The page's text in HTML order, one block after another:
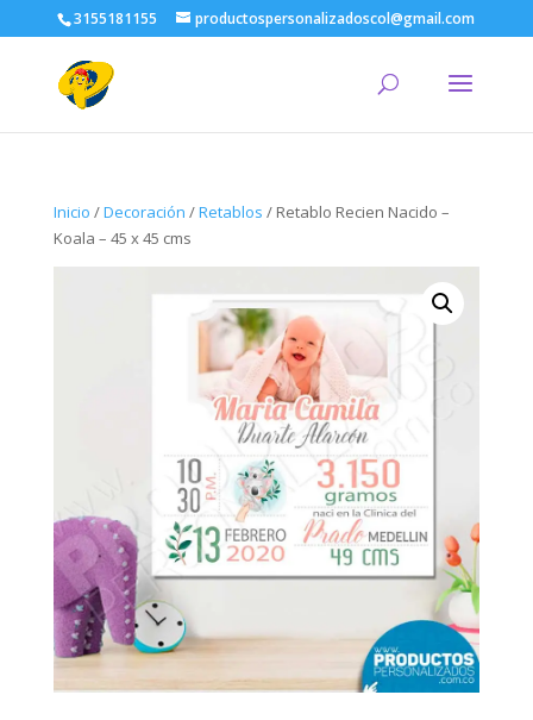
3155181155 productospersonalizadoscol@gmail.com
Inicio /Decoración /Retablos / Retablo Recien Nacido –
Koala – 45 x 45 cms